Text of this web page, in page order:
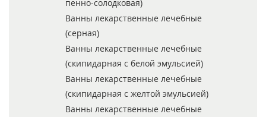
пенно-солодковая)
Ванны лекарственные лечебные
(серная)
Ванны лекарственные лечебные
(скипидарная с белой эмульсией)
Ванны лекарственные лечебные
(скипидарная с желтой эмульсией)
Ванны лекарственные лечебные